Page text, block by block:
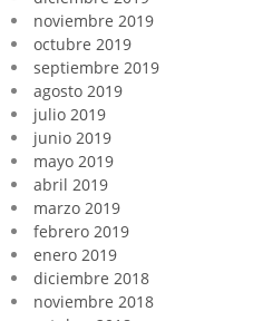
noviembre 2019
octubre 2019
septiembre 2019
agosto 2019
julio 2019
junio 2019
mayo 2019
abril 2019
marzo 2019
febrero 2019
enero 2019
diciembre 2018
noviembre 2018